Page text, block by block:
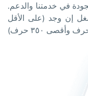
في خدمتنا والدعم.
إن وجد (على الأقل